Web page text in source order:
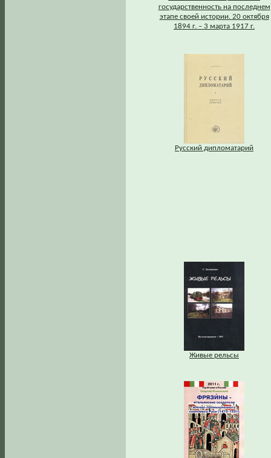
государственность на последнем
этапе своей истории. 20 октября
1894 г. – 3 марта 1917 г.
Русский дипломатарий
Живые рельсы